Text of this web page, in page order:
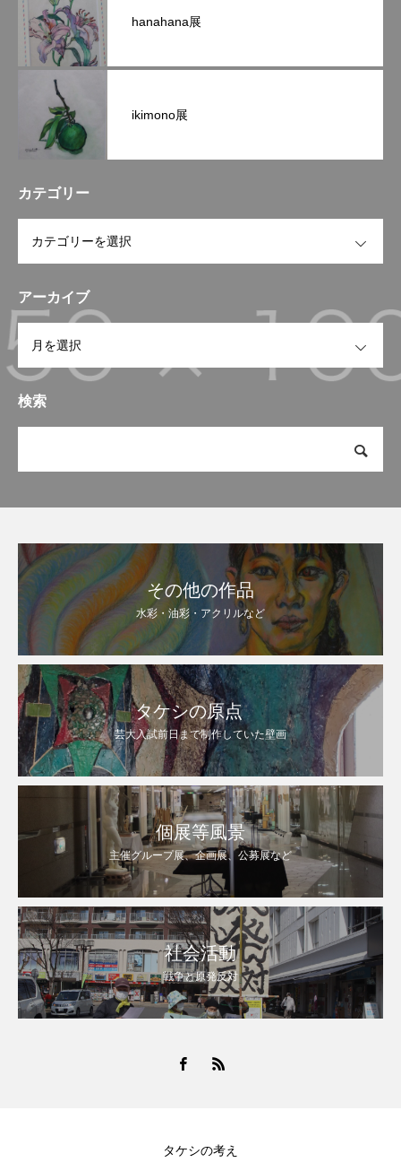
hanahana展
ikimono展
カテゴリー
アーカイブ
検索
その他の作品
水彩・油彩・アクリルなど
タケシの原点
芸大入試前日まで制作していた壁画
個展等風景
主催グループ展、企画展、公募展など
社会活動
戦争と原発反対
タケシの考え